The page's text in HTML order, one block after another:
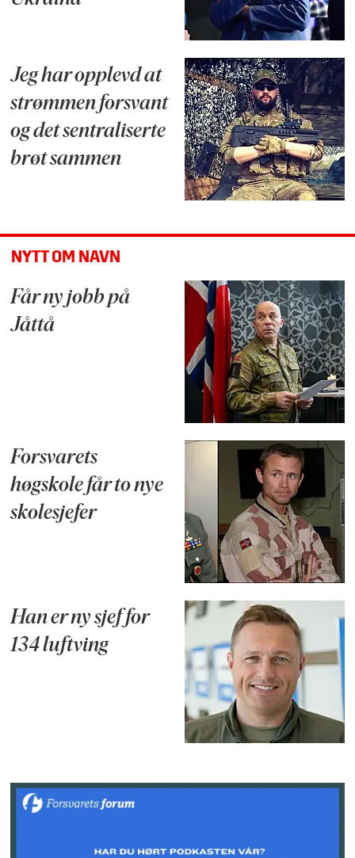
Jeg har opplevd at
strømmen forsvant
og det sentraliserte
brøt sammen
NYTT OM NAVN
Får ny jobb på
Jåttå
Forsvarets
høgskole får to nye
skolesjefer
Han er ny sjef for
134 luftving